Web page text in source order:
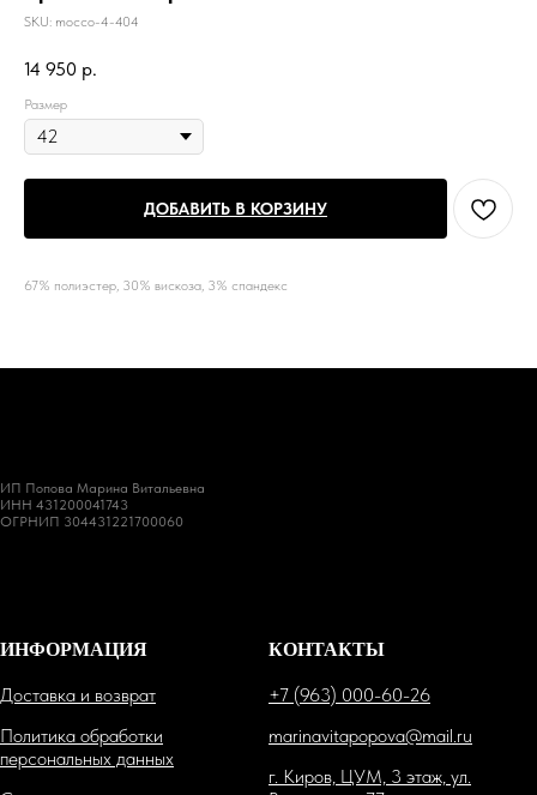
SKU: mocco-4-404
14 950 р.
Размер
ДОБАВИТЬ В КОРЗИНУ
67% полиэстер, 30% вискоза, 3% спандекс
ИП Попова Марина Витальевна
ИНН 431200041743
ОГРНИП 304431221700060
ИНФОРМАЦИЯ
Доставка и возврат
Политика обработки
персональных данных
КОНТАКТЫ
+7 (963) 000-60-26
marinavitapopova@mail.ru
г. Киров, ЦУМ, 3 этаж, ул.